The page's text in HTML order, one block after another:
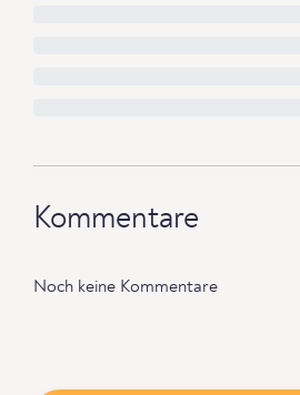
Kommentare
Noch keine Kommentare